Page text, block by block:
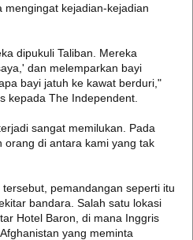
mengingat kejadian-kejadian
dipukuli Taliban. Mereka
dan melemparkan bayi
bayi jatuh ke kawat berduri,"
kepada The Independent.
sangat memilukan. Pada
orang di antara kami yang tak
pemandangan seperti itu
bandara. Salah satu lokasi
Hotel Baron, di mana Inggris
yang meminta